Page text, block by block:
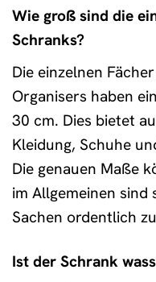
Wie groß sind die
Schranks?
Die einzelnen
Organisers haben
30 cm. Dies bietet
Kleidung, Schuhe
Die genauen Maße
im Allgemeinen sind
Sachen ordentlich
Ist der Schrank